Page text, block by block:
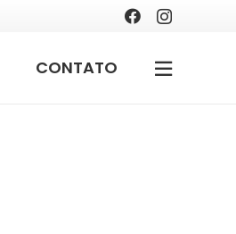
CONTATO